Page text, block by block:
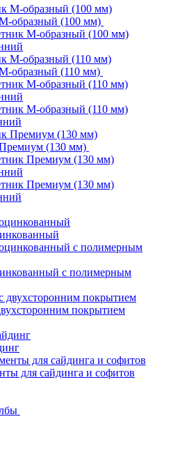
образный (100 мм)
М-образный (100 мм)
образный (110 мм)
М-образный (110 мм)
М-образный (110 мм)
(130 мм)
Премиум (130 мм)
Премиум (130 мм)
с полимерным
покрытием
для сайдинга и софитов